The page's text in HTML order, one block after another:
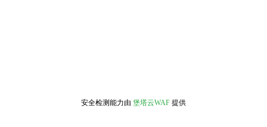
安全检测能力由 堡塔云WAF 提供